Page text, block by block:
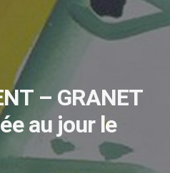
– GRANET
au jour le